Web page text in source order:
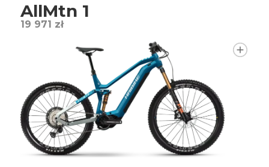
AllMtn 1
19 971 zł